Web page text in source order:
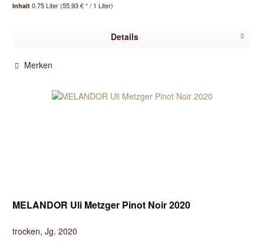
Inhalt0.75 Liter(55,93 € * / 1 Liter)
Details
Merken
MELANDOR Uli Metzger Pinot Noir 2020
trocken, Jg. 2020